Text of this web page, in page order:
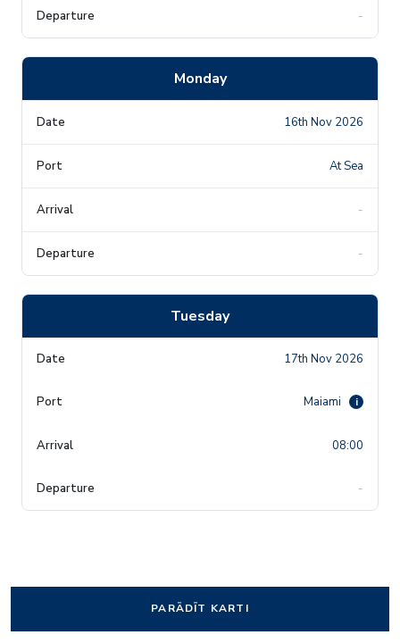
-
Monday
16th Nov 2026
At Sea
-
-
Tuesday
17th Nov 2026
Maiami i
08:00
-
PARĀDĪT KARTI